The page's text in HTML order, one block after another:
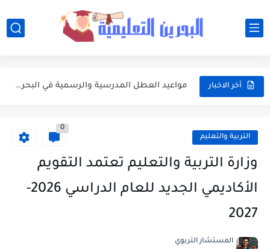
أخر الاخبار
أفضل النصائح لإدارة ميزانية الأسرة عند شراء مستلزمات المدرسة
مواعيد العطل المدرسية والرسمية في البحرين خلال العام الدراسي 2026-2027
مواعيد بداية ونهاية الفصول الدراسية في البحرين للعام الدراسي 2026-2027 التربية والتعليم
0
وزارة التربية والتعليم تعتمد التقويم
الأكاديمي الجديد للعام الدراسي 2026-
2027
المستشار التربوي